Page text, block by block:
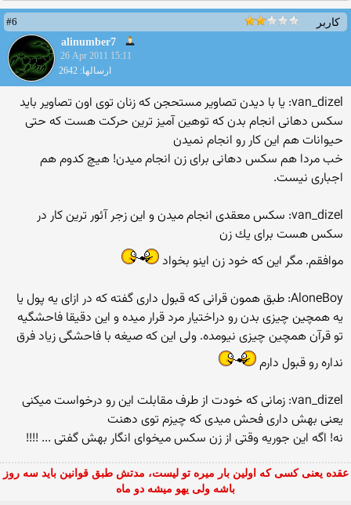
کاربر
#6
alinumber7
26 Apr 2011 15:11
ارسالها: 2642
van_dizel: یا با دیدن تصاویر مستحجن كه زنان توی اون تصاویر باید
سكس دهانی انجام بدن كه توهین آمیز ترین حركت هست كه حتی
حیوانات هم این كار رو انجام نمیدن
خب مردا هم سکس دهانی برای زن انجام میدن! هیچ کدوم هم
اجباری نیست.
van_dizel: سكس معقدی انجام میدن و این زجر آئور ترین كار در
سكس هست برای یك زن
موافقم. مگر این که خود زن اینو بخواد
AloneBoy: طبق همون قرانی كه قبول داری گفته كه در ازای یه پول یا
یه همچین چیزی بدن رو دراختیار مرد قرار میده و این دقیقا فاحشگیه
تو قرآن همچین چیزی نیومده. ولی این که صیغه با فاحشگی زیاد فرق
نداره رو قبول دارم
van_dizel: زمانی كه خودت از طرف مقابلت این رو درخواست میكنی
یعنی بهش داری فحش میدی كه چیزم توی دهنت
نه! اگه این جوریه وقتی از زن سکس میخوای انگار بهش گفتی ... !!!!
عقده یعنی کسی که اولین بار میره تو لیست، مدتش طبق قوانین باید سه روز
باشه ولی یهو میشه دو ماه